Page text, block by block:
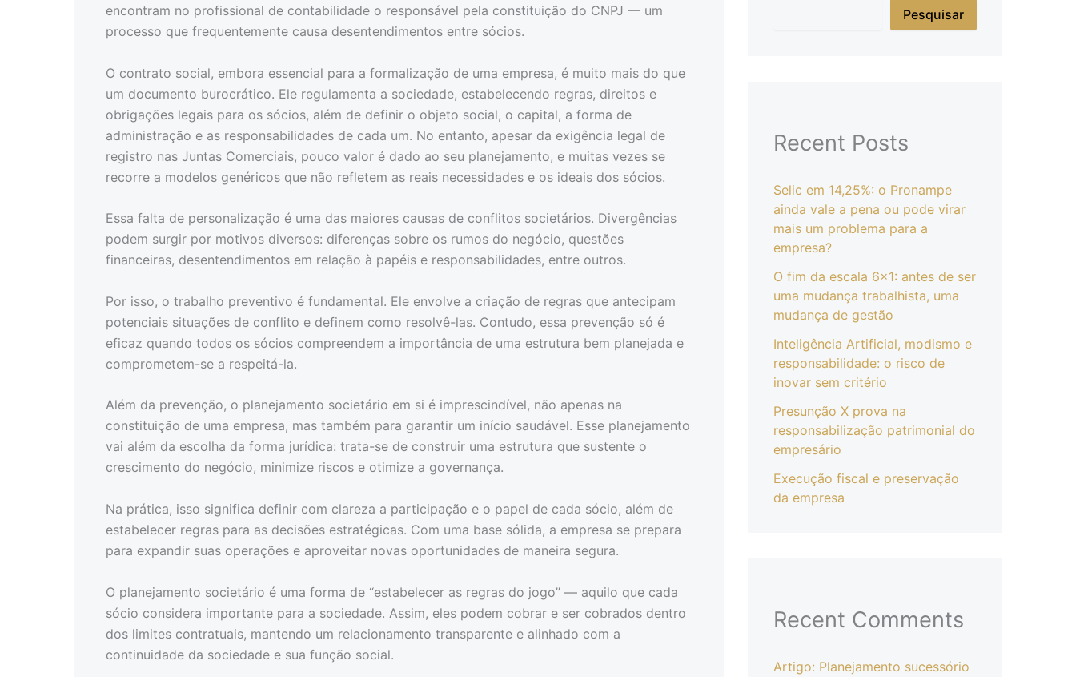
encontram no profissional de contabilidade o responsável pela constituição do CNPJ — um
processo que frequentemente causa desentendimentos entre sócios.
O contrato social, embora essencial para a formalização de uma empresa, é muito mais do que
um documento burocrático. Ele regulamenta a sociedade, estabelecendo regras, direitos e
obrigações legais para os sócios, além de definir o objeto social, o capital, a forma de
administração e as responsabilidades de cada um. No entanto, apesar da exigência legal de
registro nas Juntas Comerciais, pouco valor é dado ao seu planejamento, e muitas vezes se
recorre a modelos genéricos que não refletem as reais necessidades e os ideais dos sócios.
Essa falta de personalização é uma das maiores causas de conflitos societários. Divergências
podem surgir por motivos diversos: diferenças sobre os rumos do negócio, questões
financeiras, desentendimentos em relação à papéis e responsabilidades, entre outros.
Por isso, o trabalho preventivo é fundamental. Ele envolve a criação de regras que antecipam
potenciais situações de conflito e definem como resolvê-las. Contudo, essa prevenção só é
eficaz quando todos os sócios compreendem a importância de uma estrutura bem planejada e
comprometem-se a respeitá-la.
Além da prevenção, o planejamento societário em si é imprescindível, não apenas na
constituição de uma empresa, mas também para garantir um início saudável. Esse planejamento
vai além da escolha da forma jurídica: trata-se de construir uma estrutura que sustente o
crescimento do negócio, minimize riscos e otimize a governança.
Na prática, isso significa definir com clareza a participação e o papel de cada sócio, além de
estabelecer regras para as decisões estratégicas. Com uma base sólida, a empresa se prepara
para expandir suas operações e aproveitar novas oportunidades de maneira segura.
O planejamento societário é uma forma de “estabelecer as regras do jogo” — aquilo que cada
sócio considera importante para a sociedade. Assim, eles podem cobrar e ser cobrados dentro
dos limites contratuais, mantendo um relacionamento transparente e alinhado com a
continuidade da sociedade e sua função social.
Pesquisar
Recent Posts
Selic em 14,25%: o Pronampe
ainda vale a pena ou pode virar
mais um problema para a
empresa?
O fim da escala 6×1: antes de ser
uma mudança trabalhista, uma
mudança de gestão
Inteligência Artificial, modismo e
responsabilidade: o risco de
inovar sem critério
Presunção X prova na
responsabilização patrimonial do
empresário
Execução fiscal e preservação
da empresa
Recent Comments
Artigo: Planejamento sucessório